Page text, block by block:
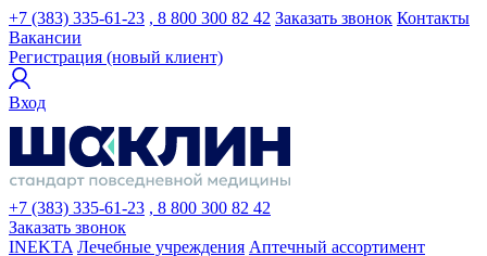
+7 (383) 335-61-23 , 8 800 300 82 42 Заказать звонок Контакты
Вакансии
Регистрация (новый клиент)
Вход
+7 (383) 335-61-23 , 8 800 300 82 42
Заказать звонок
INEKTA Лечебные учреждения Аптечный ассортимент